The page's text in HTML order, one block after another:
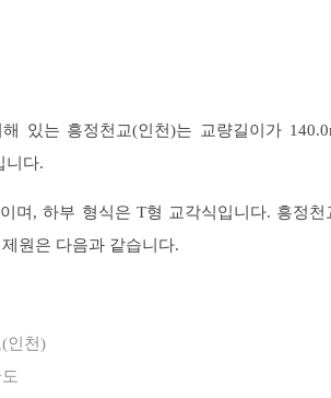
있는 흥정천교(인천)는 교량길이가
니다.
며, 하부 형식은 T형 교각식입니다. 흥정천
원은 다음과 같습니다.
인천)